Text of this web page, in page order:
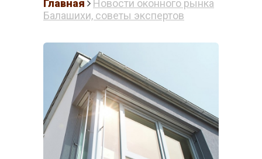
ОКНА В
БАЛАШИХЕ
Готовые решения
Главная
Новости оконного рынка
Балашихи, советы экспертов